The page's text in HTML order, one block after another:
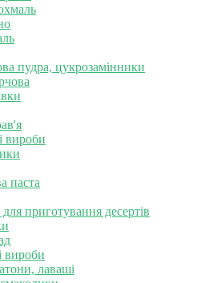
пудра, цукрозамінники
вироби
паста
приготування десертів
вироби
лаваші